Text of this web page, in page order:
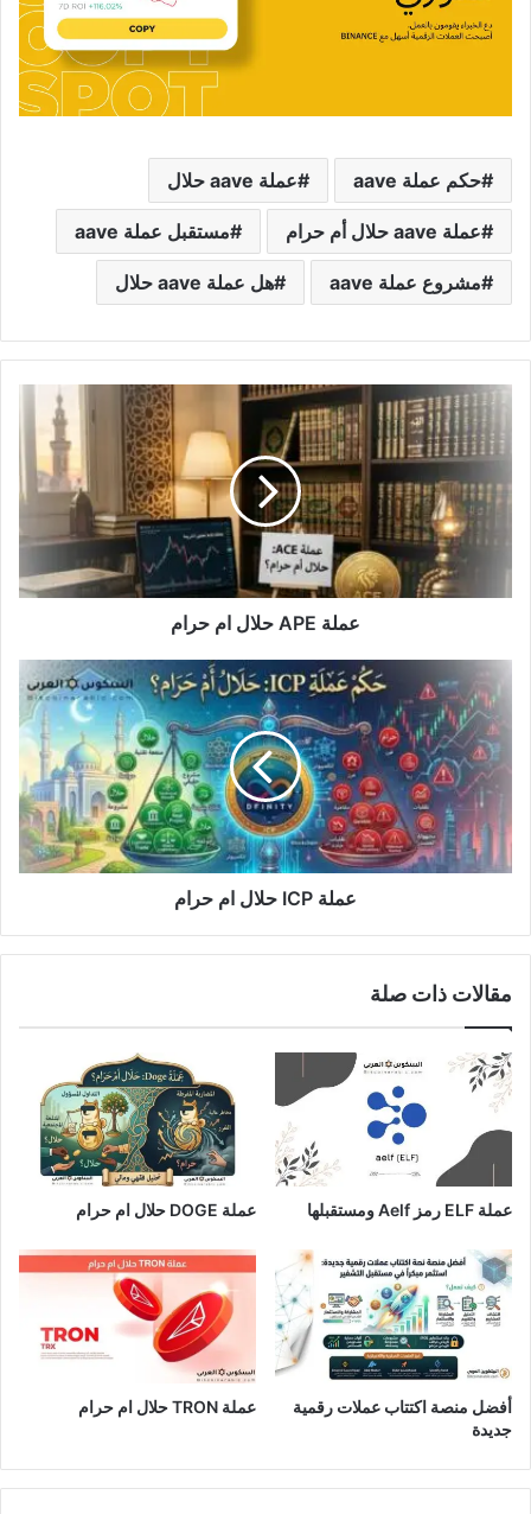
حكم عملة aave عملة aave حلال
عملة aave حلال أم حرام مستقبل عملة aave
مشروع عملة aave هل عملة aave حلال
عملة
APE
حلال
حرام
عملة APE حلال ام حرام
ICP
حلال
ام
حرام
عملة ICP حلال ام حرام
مقالات ذات صلة
عملة ELF رمز Aelf ومستقبلها عملة DOGE حلال ام حرام
أفضل منصة اكتتاب عملات رقمية
جديدة
عملة TRON حلال ام حرام​